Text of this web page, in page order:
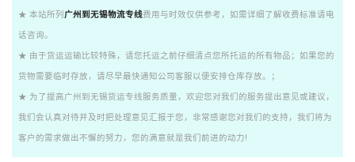
★ 本站所列 广州到无锡物流专线费用与时效仅供参考，如需详细了解收费标准请电
话咨询。
★ 由于货运运输比较特殊，请您托运之前仔细清点您所托运的所有物品；如果您的
货物需要临时存放，请尽早最快通知公司客服以便安排仓库存放。；
★ 为了提高广州到无锡货运专线服务质量，欢迎您对我们的服务提出意见或建议，
我们会认真对待并及时把处理意见汇报于您，非常感谢您对我们的支持，我们将为
客户的需求做出不懈的努力，您的满意就是我们前进的动力!